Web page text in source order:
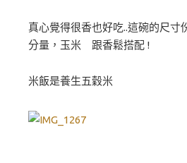
真心覺得很香也好吃..這碗的尺寸
分量，玉米 跟香鬆搭配 !
米飯是養生五穀米